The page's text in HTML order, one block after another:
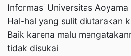
Informasi Universitas Aoyama
Hal-hal yang sulit diutarakan
Baik karena malu
tidak disukai